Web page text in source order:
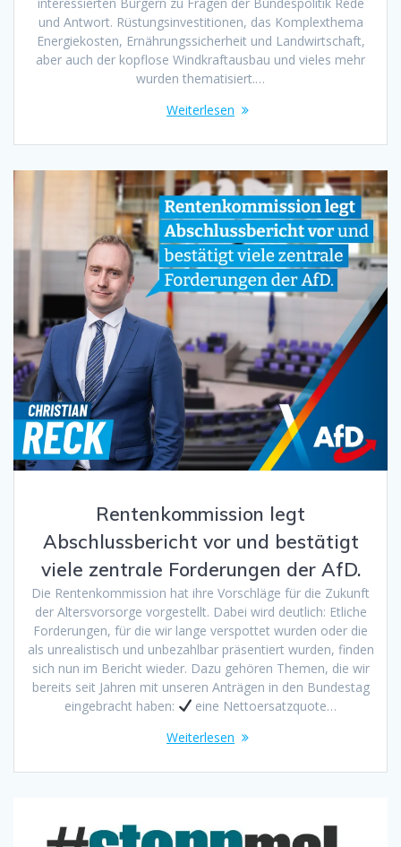
interessierten Bürgern zu Fragen der Bundespolitik Rede
und Antwort. Rüstungsinvestitionen, das Komplexthema
Energiekosten, Ernährungssicherheit und Landwirtschaft,
aber auch der kopflose Windkraftausbau und vieles mehr
wurden thematisiert.…
Weiterlesen
Rentenkommission legt
Abschlussbericht vor und bestätigt
viele zentrale Forderungen der AfD.
Die Rentenkommission hat ihre Vorschläge für die Zukunft
der Altersvorsorge vorgestellt. Dabei wird deutlich: Etliche
Forderungen, für die wir lange verspottet wurden oder die
als unrealistisch und unbezahlbar präsentiert wurden, finden
sich nun im Bericht wieder. Dazu gehören Themen, die wir
bereits seit Jahren mit unseren Anträgen in den Bundestag
eingebracht haben:
eine Nettoersatzquote…
Weiterlesen